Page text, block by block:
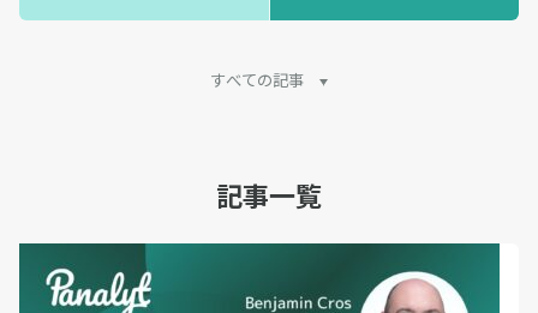
English
すべての記事
記事一覧